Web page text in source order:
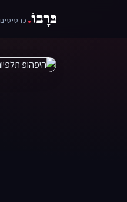
בּרָבוֹ. כרטיסים